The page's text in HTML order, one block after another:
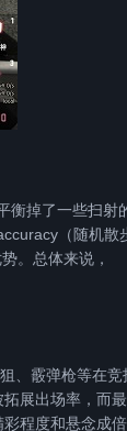
衡掉了一些扫射
（随机散
。总体来说，
、霰弹枪等在竞
展出场率，而
程度和悬念成